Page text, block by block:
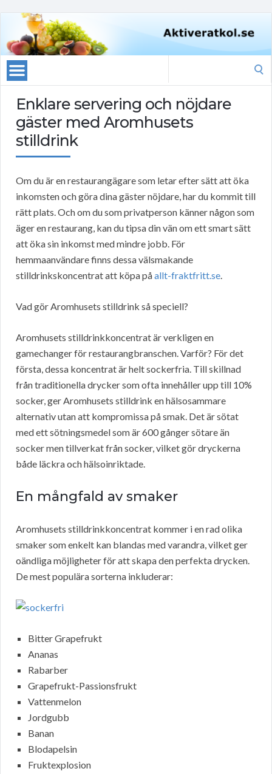
Enklare servering och nöjdare
gäster med Aromhusets
stilldrink
Om du är en restaurangägare som letar efter sätt att öka
inkomsten och göra dina gäster nöjdare, har du kommit till
rätt plats. Och om du som privatperson känner någon som
äger en restaurang, kan du tipsa din vän om ett smart sätt
att öka sin inkomst med mindre jobb. För
hemmaanvändare finns dessa välsmakande
stilldrinkskoncentrat att köpa påallt-fraktfritt.se.
Vad gör Aromhusets stilldrink så speciell?
Aromhusets stilldrinkkoncentrat är verkligen en
gamechanger för restaurangbranschen. Varför? För det
första, dessa koncentrat är helt sockerfria. Till skillnad
från traditionella drycker som ofta innehåller upp till 10%
socker, ger Aromhusets stilldrink en hälsosammare
alternativ utan att kompromissa på smak. Det är sötat
med ett sötningsmedel som är 600 gånger sötare än
socker men tillverkat från socker, vilket gör dryckerna
både läckra och hälsoinriktade.
En mångfald av smaker
Aromhusets stilldrinkkoncentrat kommer i en rad olika
smaker som enkelt kan blandas med varandra, vilket ger
oändliga möjligheter för att skapa den perfekta drycken.
De mest populära sorterna inkluderar:
Bitter Grapefrukt
Ananas
Rabarber
Grapefrukt-Passionsfrukt
Vattenmelon
Jordgubb
Banan
Blodapelsin
Fruktexplosion